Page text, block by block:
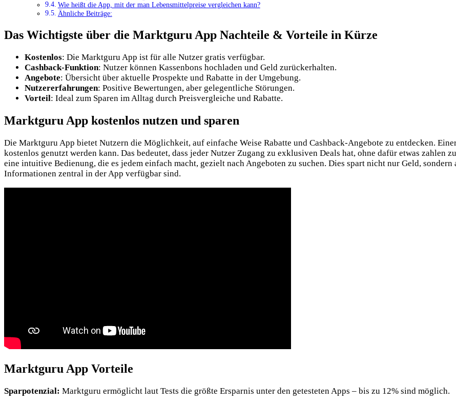
Wie heißt die App, mit der man Lebensmittelpreise vergleichen kann?
Ähnliche Beiträge:
Das Wichtigste über die Marktguru App Nachteile & Vorteile in Kürze
Kostenlos: Die Marktguru App ist für alle Nutzer gratis verfügbar.
Cashback-Funktion: Nutzer können Kassenbons hochladen und Geld zurückerhalten.
Angebote: Übersicht über aktuelle Prospekte und Rabatte in der Umgebung.
Nutzererfahrungen: Positive Bewertungen, aber gelegentliche Störungen.
Vorteil: Ideal zum Sparen im Alltag durch Preisvergleiche und Rabatte.
Marktguru App kostenlos nutzen und sparen
Die Marktguru App bietet Nutzern die Möglichkeit, auf einfache Weise Rabatte und Cashback-Angebote zu entdecken.
kostenlos genutzt werden kann. Das bedeutet, dass jeder Nutzer Zugang zu exklusiven Deals hat, ohne dafür etwas zahlen
eine intuitive Bedienung, die es jedem einfach macht, gezielt nach Angeboten zu suchen. Dies spart nicht nur Geld, sondern
Informationen zentral in der App verfügbar sind.
Marktguru App Vorteile
Sparpotenzial: Marktguru ermöglicht laut Tests die größte Ersparnis unter den getesteten Apps – bis zu 12% sind möglich.